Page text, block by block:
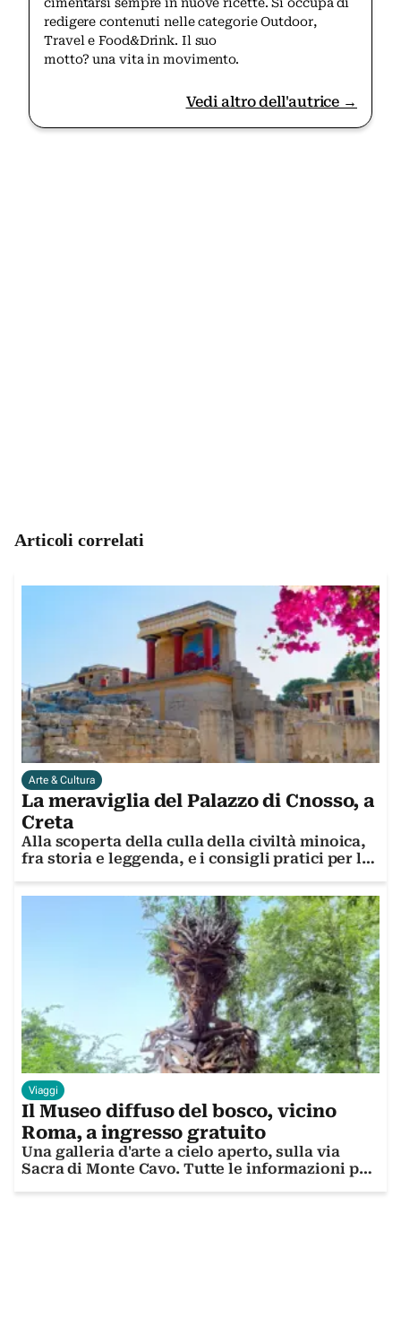
cimentarsi sempre in nuove ricette. Si occupa di
redigere contenuti nelle categorie Outdoor,
Travel e Food&Drink. Il suo
motto? una vita in movimento.
Vedi altro dell'autrice →
Articoli correlati
Arte & Cultura
La meraviglia del Palazzo di Cnosso, a
Creta
Alla scoperta della culla della civiltà minoica,
fra storia e leggenda, e i consigli pratici per la
Viaggi
Il Museo diffuso del bosco, vicino
Roma, a ingresso gratuito
Una galleria d'arte a cielo aperto, sulla via
Sacra di Monte Cavo. Tutte le informazioni per